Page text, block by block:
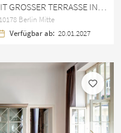
Berlin Mitte
Verfügbar ab: 20.01.2027